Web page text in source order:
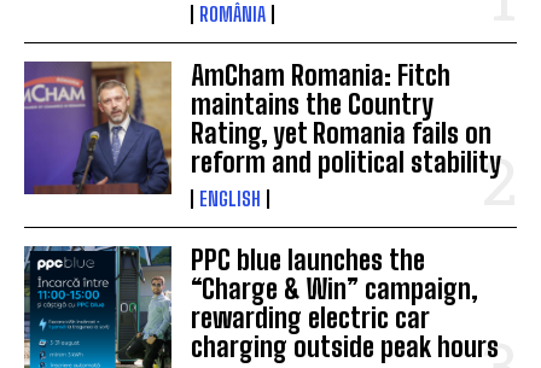
ROMÂNIA
AmCham Romania: Fitch
maintains the Country
Rating, yet Romania fails on
reform and political stability
ENGLISH
PPC blue launches the
“Charge & Win” campaign,
rewarding electric car
charging outside peak hours